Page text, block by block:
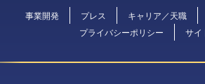
事業開発 プレス キャリア／天職
プライバシーポリシー
サイ